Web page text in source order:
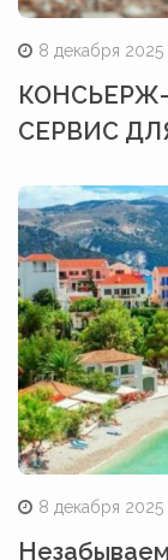
8 декабря 2025
СЕРВИС
8 декабря 2025